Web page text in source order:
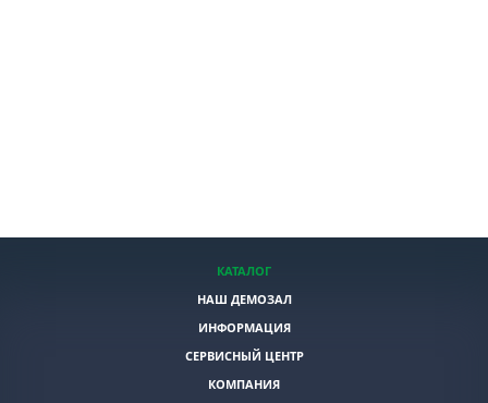
КАТАЛОГ
НАШ ДЕМОЗАЛ
ИНФОРМАЦИЯ
СЕРВИСНЫЙ ЦЕНТР
КОМПАНИЯ